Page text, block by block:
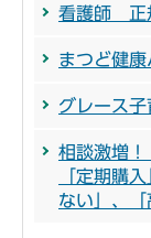
看護師 正
まつど健
グレース
相談激増
「定期購
ない」、